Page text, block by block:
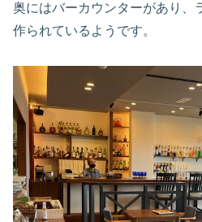
奥にはバーカウンターがあり、
作られているようです。